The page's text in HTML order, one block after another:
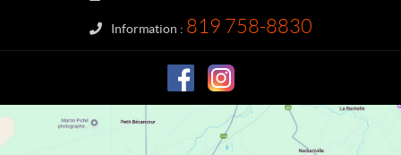
s
o
n
Information : 819 758-8830